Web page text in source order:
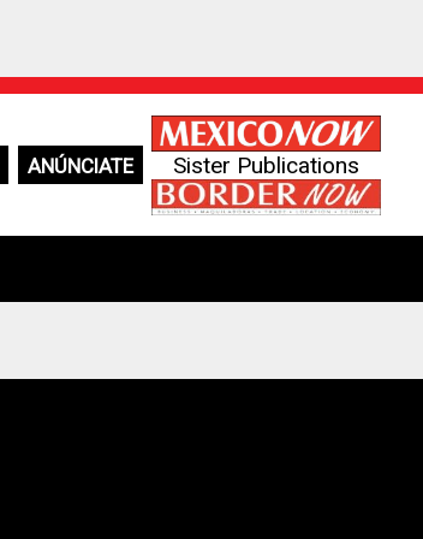
ANÚNCIATE Sister Publications